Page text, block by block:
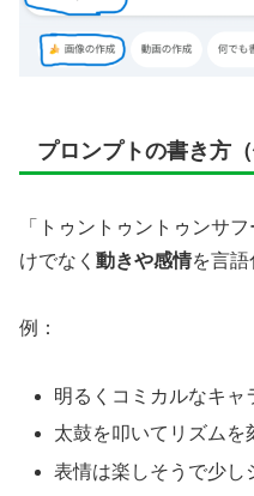
プロンプトの書き方（
「トゥントゥントゥンサ
けでなく 動きや感情を言語
例：
明るくコミカルなキャ
太鼓を叩いてリズムを
表情は楽しそうで少し